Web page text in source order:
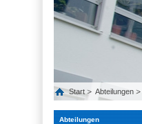
Start Abteilungen
Abteilungen